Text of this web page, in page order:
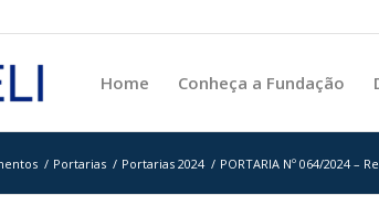
Home Conheça a Fundação
/ Portarias / Portarias 2024 / PORTARIA Nº 064/2024 –